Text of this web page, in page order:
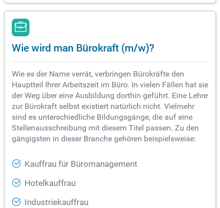
Wie wird man Bürokraft (m/w)?
Wie es der Name verrät, verbringen Bürokräfte den
Hauptteil Ihrer Arbeitszeit im Büro. In vielen Fällen hat sie
der Weg über eine Ausbildung dorthin geführt. Eine Lehre
zur Bürokraft selbst existiert natürlich nicht. Vielmehr
sind es unterschiedliche Bildungsgänge, die auf eine
Stellenausschreibung mit diesem Titel passen. Zu den
gängigsten in dieser Branche gehören beispielsweise:
Kauffrau für Büromanagement
Hotelkauffrau
Industriekauffrau